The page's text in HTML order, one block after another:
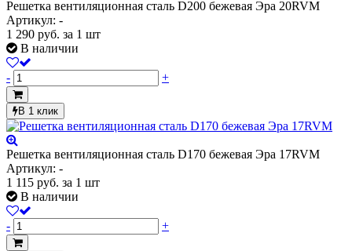
Решетка вентиляционная сталь D200 бежевая Эра 20RVM
Артикул: -
1 290 руб. за 1 шт
В наличии
- +
В 1 клик
Решетка вентиляционная сталь D170 бежевая Эра 17RVM
Артикул: -
1 115 руб. за 1 шт
В наличии
- +